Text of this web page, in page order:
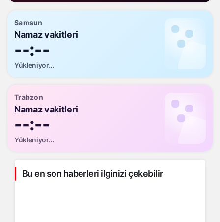
Samsun
Namaz vakitleri
--:--
Yükleniyor…
Trabzon
Namaz vakitleri
--:--
Yükleniyor…
Bu en son haberleri ilginizi çekebilir